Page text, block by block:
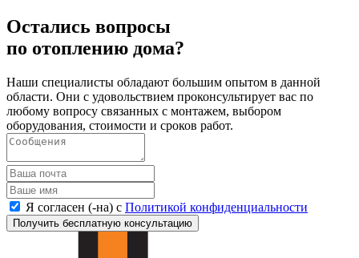
Остались вопросы
по отоплению дома?
Наши специалисты обладают большим опытом в данной
области. Они с удовольствием проконсультирует вас по
любому вопросу связанных с монтажем, выбором
оборудования, стоимости и сроков работ.
Я согласен (-на) с Политикой конфиденциальности
Получить бесплатную консультацию